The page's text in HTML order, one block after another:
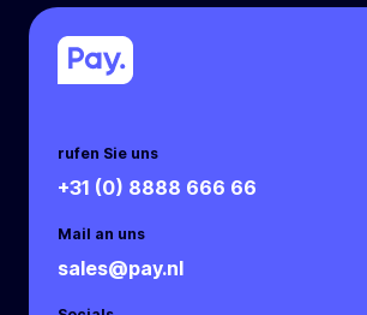
rufen Sie uns
+31 (0) 8888 666 66
Mail an uns
sales@pay.nl